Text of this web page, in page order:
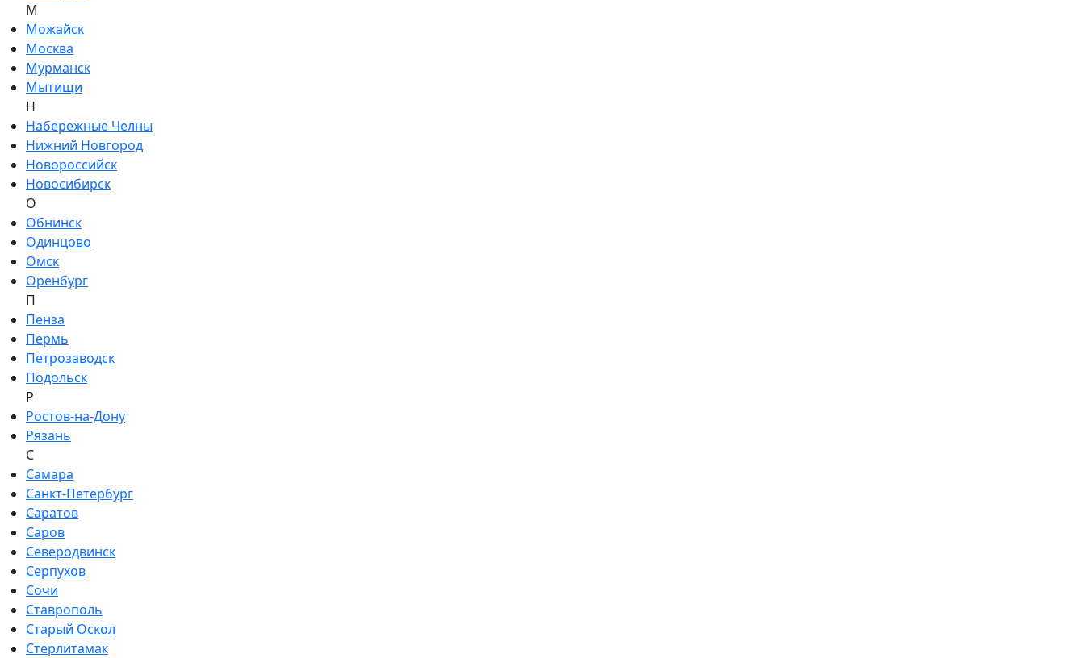
М
Можайск
Москва
Мурманск
Мытищи
Н
Набережные Челны
Нижний Новгород
Новороссийск
Новосибирск
О
Обнинск
Одинцово
Омск
Оренбург
П
Пенза
Пермь
Петрозаводск
Подольск
Р
Ростов-на-Дону
Рязань
С
Самара
Санкт-Петербург
Саратов
Саров
Северодвинск
Серпухов
Сочи
Ставрополь
Старый Оскол
Стерлитамак